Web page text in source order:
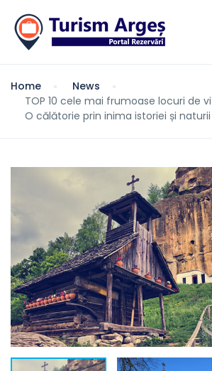
Home
News
TOP 10 cele mai frumoase locuri de
O călătorie prin inima istoriei și